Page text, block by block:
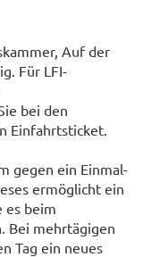
Auf der
Für LFI-
bei den
Einfahrtsticket.
gegen ein Einmal-
ermöglicht ein
es beim
Bei mehrtägigen
Tag ein neues